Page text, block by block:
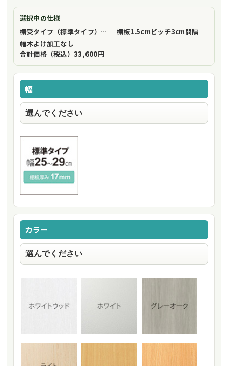
選択中の仕様
棚受タイプ（標準タイプ）
フリーストップ棚受（標準仕様）
棚板1.5cmピッチ3cm間隔
幅木よけ加工なし
合計価格（税込）33,600円
幅
カラー